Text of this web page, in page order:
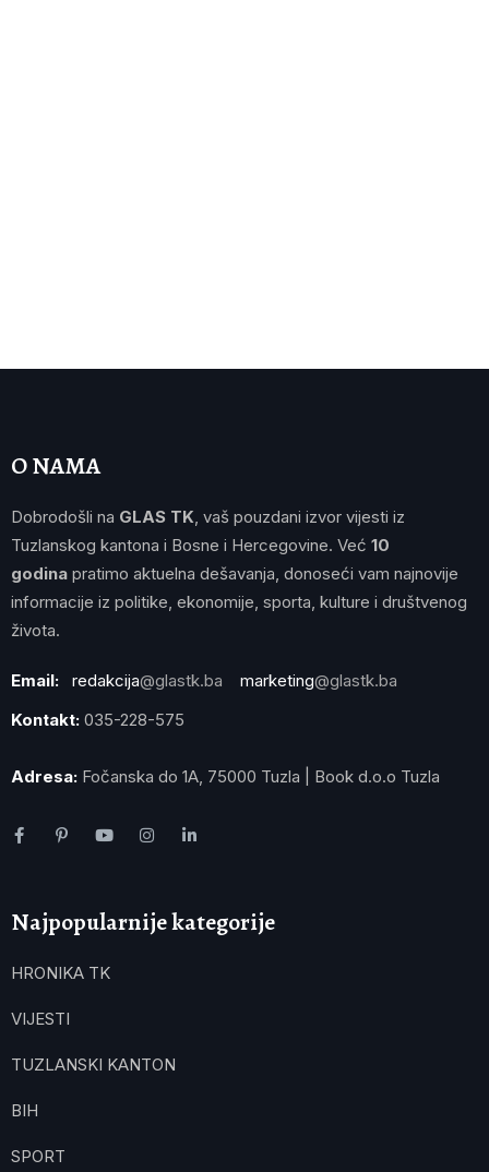
O NAMA
Dobrodošli na GLAS TK , vaš pouzdani izvor vijesti iz
Tuzlanskog kantona i Bosne i Hercegovine. Već 10
godina pratimo aktuelna dešavanja, donoseći vam najnovije
informacije iz politike, ekonomije, sporta, kulture i društvenog
života.
Email: redakcija@glastk.ba marketing@glastk.ba
Kontakt: 035-228-575
Adresa: Fočanska do 1A, 75000 Tuzla | Book d.o.o Tuzla
Najpopularnije kategorije
HRONIKA TK
VIJESTI
TUZLANSKI KANTON
BIH
SPORT